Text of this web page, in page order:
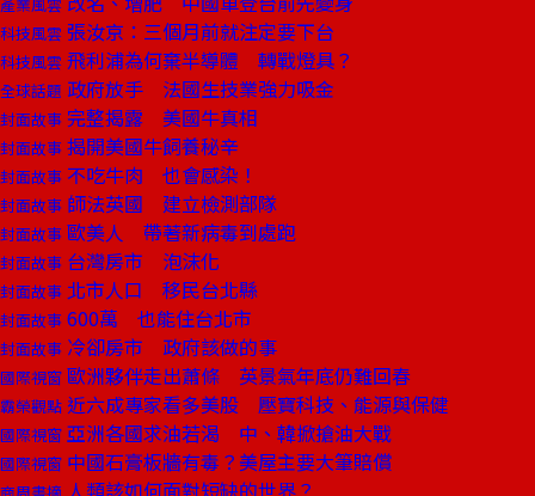
科技風雲 張汝京：三個月前就注定要下台
科技風雲 飛利浦為何棄半導體 轉戰燈具？
全球話題 政府放手 法國生技業強力吸金
封面故事 完整揭露 美國牛真相
封面故事 揭開美國牛飼養秘辛
封面故事 不吃牛肉 也會感染！
封面故事 師法英國 建立檢測部隊
封面故事 歐美人 帶著新病毒到處跑
封面故事 台灣房市 泡沫化
封面故事 北市人口 移民台北縣
封面故事 600萬 也能住台北市
封面故事 冷卻房市 政府該做的事
國際視窗 歐洲夥伴走出蕭條 英景氣年底仍難回春
霸榮觀點 近六成專家看多美股 壓寶科技、能源與保健
國際視窗 亞洲各國求油若渴 中、韓掀搶油大戰
國際視窗 中國石膏板牆有毒？美屋主要大筆賠償
人類該如何面對短缺的世界？